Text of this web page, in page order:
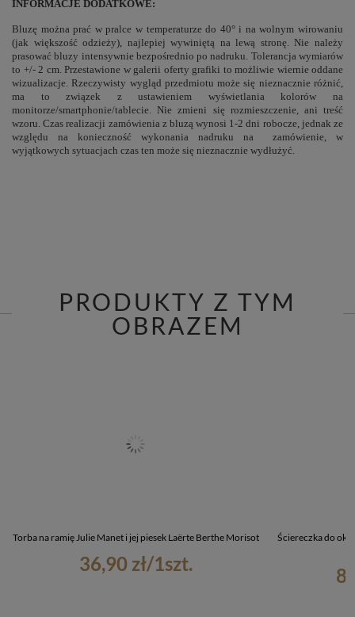
INFORMACJE DODATKOWE:
Bluzę można prać w pralce w temperaturze do 40° i na wolnym wirowaniu
(jak większość odzieży), najlepiej wywiniętą na lewą stronę. Nie należy
prasować bluzy intensywnie bezpośrednio po nadruku. Tolerancja wymiarów
to +/- 2 cm. Przestawione w galerii oferty grafiki to możliwie wiernie oddane
wizualizacje. Rzeczywisty wygląd przedmiotu może się nieznacznie różnić,
ma to związek z ustawieniem wyświetlania kolorów na
monitorze/smartphonie/tablecie. Nie zmieni się rozmieszczenie, ani treść
wzoru. Czas realizacji zamówienia z bluzą wynosi 1-2 dni robocze, jednak ze
względu na konieczność wykonania nadruku na zamówienie, w
wyjątkowych sytuacjach czas ten może się nieznacznie wydłużyć.
PRODUKTY Z TYM
OBRAZEM
Torba na ramię Julie Manet i jej piesek Laërte Berthe Morisot
36,90 zł/1szt.
Ściereczka do